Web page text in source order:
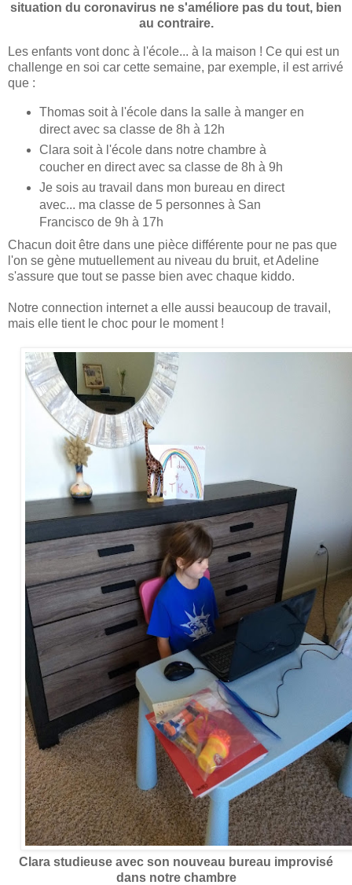
situation du coronavirus ne s'améliore pas du tout, bien
au contraire.
Les enfants vont donc à l'école... à la maison ! Ce qui est un
challenge en soi car cette semaine, par exemple, il est arrivé
que :
Thomas soit à l'école dans la salle à manger en
direct avec sa classe de 8h à 12h
Clara soit à l'école dans notre chambre à
coucher en direct avec sa classe de 8h à 9h
Je sois au travail dans mon bureau en direct
avec... ma classe de 5 personnes à San
Francisco de 9h à 17h
Chacun doit être dans une pièce différente pour ne pas que
l'on se gène mutuellement au niveau du bruit, et Adeline
s'assure que tout se passe bien avec chaque kiddo.
Notre connection internet a elle aussi beaucoup de travail,
mais elle tient le choc pour le moment !
Clara studieuse avec son nouveau bureau improvisé
dans notre chambre